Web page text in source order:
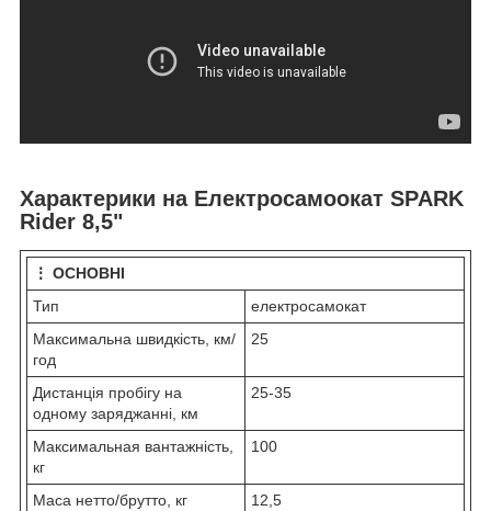
Характерики на Електросамоокат SPARK
Rider 8,5"
⋮ ОСНОВНІ
Тип
електросамокат
Максимальна швидкість, км/
год
25
Дистанція пробігу на
одному заряджанні, км
25-35
Максимальная вантажність,
кг
100
Маса нетто/брутто, кг
12,5